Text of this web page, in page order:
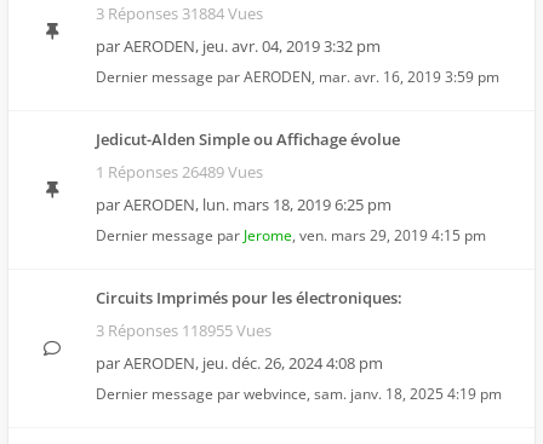
3 Réponses 31884 Vues
parAERODEN, jeu. avr. 04, 2019 3:32 pm
Dernier message parAERODEN, mar. avr. 16, 2019 3:59 pm
Jedicut-Alden Simple ou Affichage évolue
1 Réponses 26489 Vues
parAERODEN, lun. mars 18, 2019 6:25 pm
Dernier message par Jerome, ven. mars 29, 2019 4:15 pm
Circuits Imprimés pour les électroniques:
3 Réponses 118955 Vues
parAERODEN, jeu. déc. 26, 2024 4:08 pm
Dernier message parwebvince, sam. janv. 18, 2025 4:19 pm